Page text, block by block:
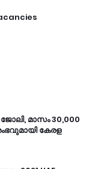
ജോലി, മാസം 30,000
കേരള